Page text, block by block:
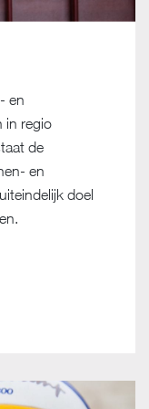
en
in regio
de
en
doel